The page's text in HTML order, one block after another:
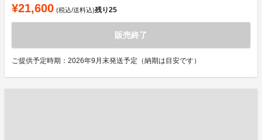
¥21,600 (税込/送料込)残り25
販売終了
ご提供予定時期：2026年9月末発送予定（納期は目安です）